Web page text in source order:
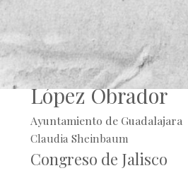
Alberto Uribe
Andrés Manuel
López Obrador
Ayuntamiento de Guadalajara
Claudia Sheinbaum
Congreso de Jalisco